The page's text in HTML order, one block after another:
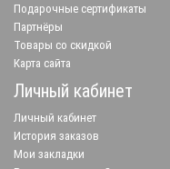
Подарочные сертификаты
Партнёры
Товары со скидкой
Карта сайта
Личный кабинет
Личный кабинет
История заказов
Мои закладки